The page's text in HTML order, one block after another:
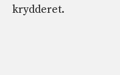
krydderet.